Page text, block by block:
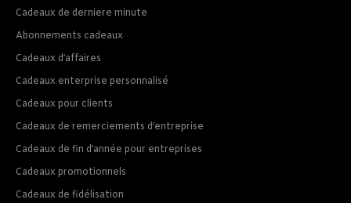
Cadeaux de derniere minute
Abonnements cadeaux
Cadeaux d’affaires
Cadeaux enterprise personnalisé
Cadeaux pour clients
Cadeaux de remerciements d’entreprise
Cadeaux de fin d’année pour entreprises
Cadeaux promotionnels
Cadeaux de fidélisation